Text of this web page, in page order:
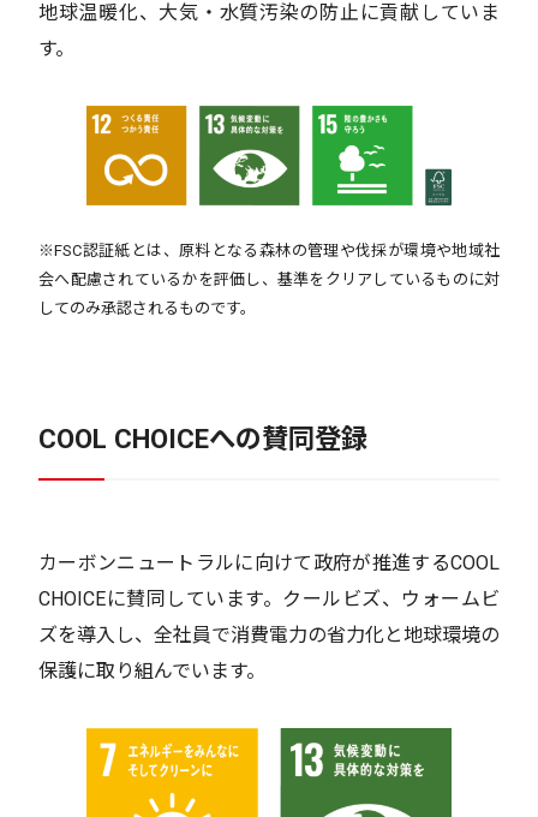
地球温暖化、大気・水質汚染の防止に貢献していま
す。
※FSC認証紙とは、原料となる森林の管理や伐採が環境や地域社
会へ配慮されているかを評価し、基準をクリアしているものに対
してのみ承認されるものです。
COOL CHOICEへの賛同登録
カーボンニュートラルに向けて政府が推進するCOOL
CHOICEに賛同しています。クールビズ、ウォームビ
ズを導入し、全社員で消費電力の省力化と地球環境の
保護に取り組んでいます。